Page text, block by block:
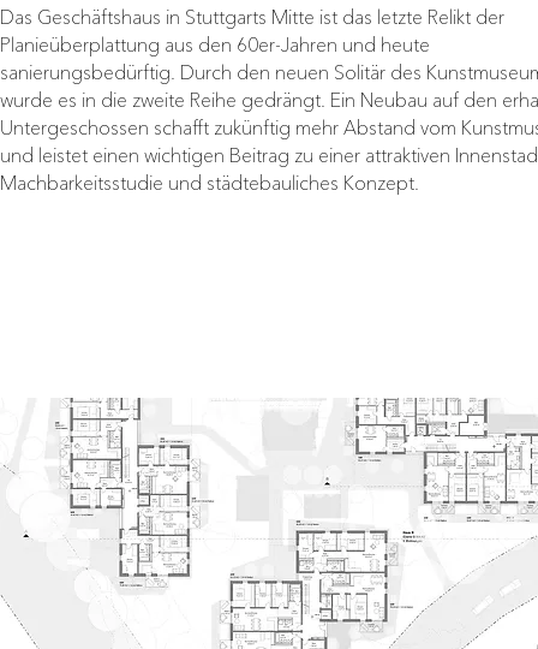
Das Geschäftshaus in Stuttgarts Mitte ist das letzte Relikt der
Planieüberplattung aus den 60er-Jahren und heute
sanierungsbedürftig. Durch den neuen Solitär des
wurde es in die zweite Reihe gedrängt. Ein Neubau auf den
Untergeschossen schafft zukünftig mehr Abstand vom
und leistet einen wichtigen Beitrag zu einer attraktiven
Machbarkeitsstudie und städtebauliches Konzept.